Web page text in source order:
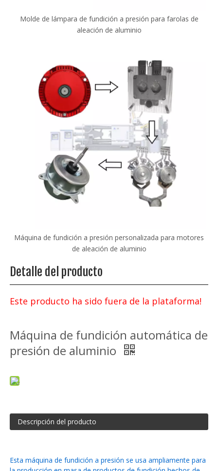
Molde de lámpara de fundición a presión para farolas de
aleación de aluminio
Máquina de fundición a presión personalizada para motores
de aleación de aluminio
Detalle del producto
Este producto ha sido fuera de la plataforma!
Máquina de fundición automática de
presión de aluminio
Descripción del producto
Esta máquina de fundición a presión se usa ampliamente para